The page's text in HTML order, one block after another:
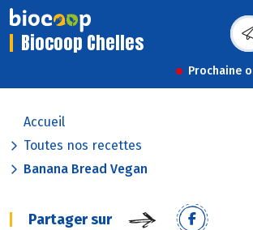
Biocoop Chelles
Prochaine
Accueil
Toutes nos recettes
Banana Bread Vegan
Partager sur